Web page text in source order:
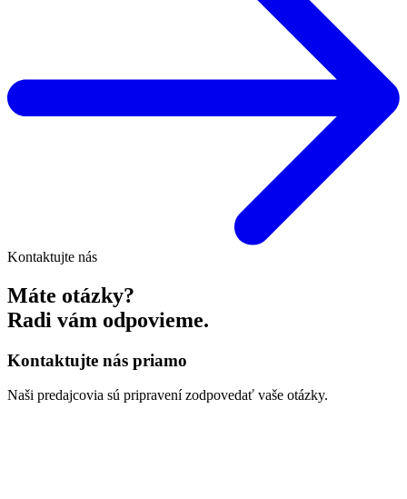
Kontaktujte nás
Máte otázky?
Radi vám odpovieme.
Kontaktujte nás priamo
Naši predajcovia sú pripravení zodpovedať vaše otázky.